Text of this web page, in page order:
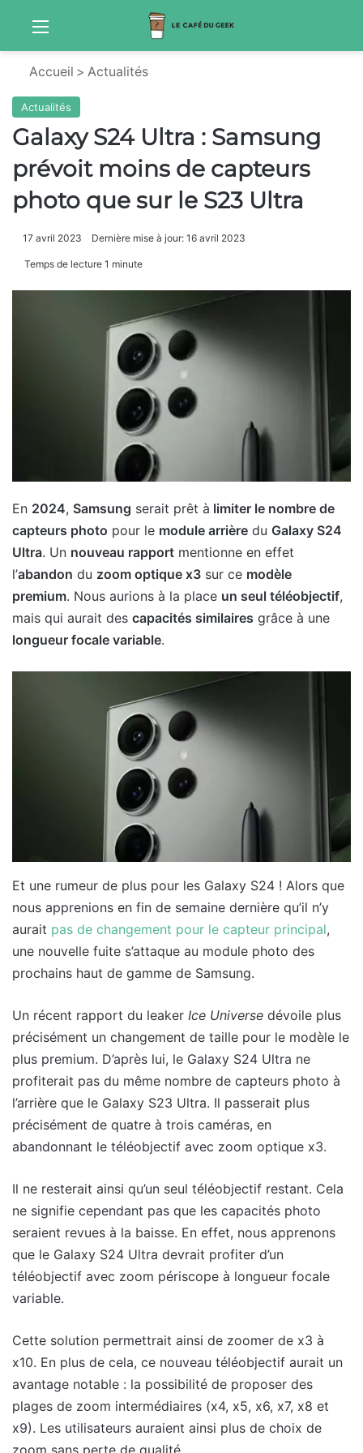
Menu
Accueil > Actualités
Actualités
Galaxy S24 Ultra : Samsung
prévoit moins de capteurs
photo que sur le S23 Ultra
17 avril 2023 Dernière mise à jour: 16 avril 2023
Temps de lecture 1 minute
En 2024, Samsung serait prêt à limiter le nombre de
capteurs photo pour le module arrière du Galaxy S24
Ultra. Un nouveau rapport mentionne en effet
l’abandon du zoom optique x3 sur ce modèle
premium. Nous aurions à la place un seul téléobjectif,
mais qui aurait des capacités similaires grâce à une
longueur focale variable.
Et une rumeur de plus pour les Galaxy S24 ! Alors que
nous apprenions en fin de semaine dernière qu’il n’y
aurait pas de changement pour le capteur principal,
une nouvelle fuite s’attaque au module photo des
prochains haut de gamme de Samsung.
Un récent rapport du leaker Ice Universe dévoile plus
précisément un changement de taille pour le modèle le
plus premium. D’après lui, le Galaxy S24 Ultra ne
profiterait pas du même nombre de capteurs photo à
l’arrière que le Galaxy S23 Ultra. Il passerait plus
précisément de quatre à trois caméras, en
abandonnant le téléobjectif avec zoom optique x3.
Il ne resterait ainsi qu’un seul téléobjectif restant. Cela
ne signifie cependant pas que les capacités photo
seraient revues à la baisse. En effet, nous apprenons
que le Galaxy S24 Ultra devrait profiter d’un
téléobjectif avec zoom périscope à longueur focale
variable.
Cette solution permettrait ainsi de zoomer de x3 à
x10. En plus de cela, ce nouveau téléobjectif aurait un
avantage notable : la possibilité de proposer des
plages de zoom intermédiaires (x4, x5, x6, x7, x8 et
x9). Les utilisateurs auraient ainsi plus de choix de